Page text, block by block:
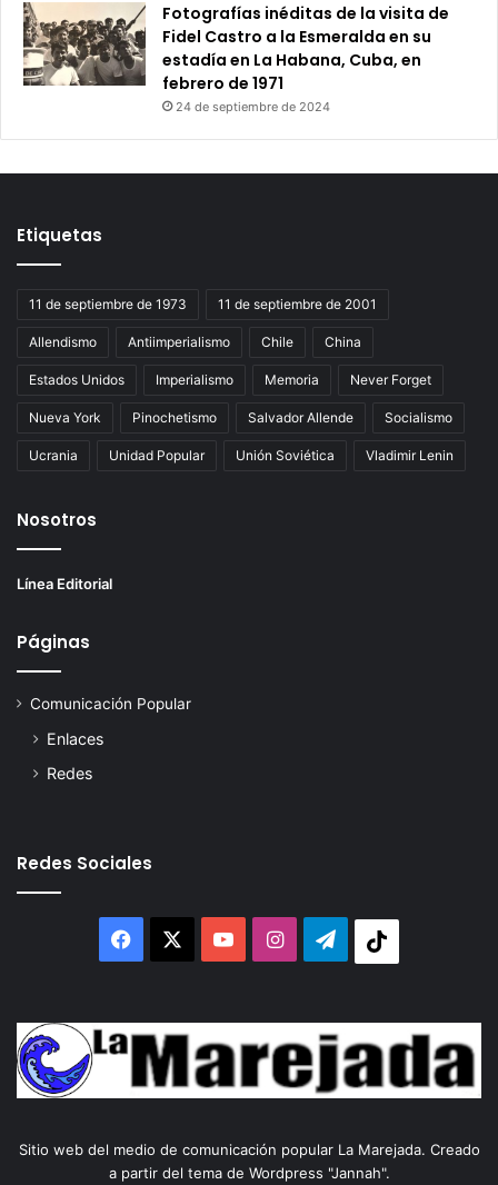
Fotografías inéditas de la visita de
Fidel Castro a la Esmeralda en su
estadía en La Habana, Cuba, en
febrero de 1971
24 de septiembre de 2024
Etiquetas
11 de septiembre de 1973 11 de septiembre de 2001
Allendismo Antiimperialismo Chile China
Estados Unidos Imperialismo Memoria Never Forget
Nueva York Pinochetismo Salvador Allende Socialismo
Ucrania Unidad Popular Unión Soviética Vladimir Lenin
Nosotros
Línea Editorial
Páginas
Comunicación Popular
Enlaces
Redes
Redes Sociales
Facebook YouTubeInstagram
Telegram
Sitio web del medio de comunicación popular La Marejada. Creado
a partir del tema de Wordpress "Jannah".